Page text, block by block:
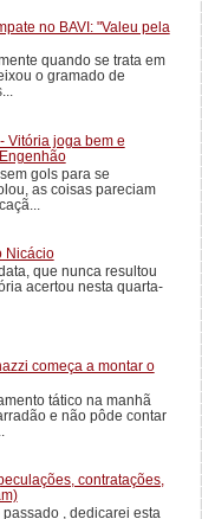
no BAVI: "Valeu pela
quando se trata em
o gramado de
Vitória joga bem e
gols para se
as coisas pareciam
Nicácio
que nunca resultou
acertou nesta quarta-
começa a montar o
tático na manhã
e não pôde contar
contratações,
, dedicarei esta